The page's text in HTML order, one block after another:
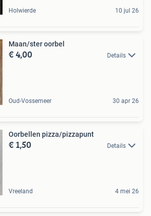
Holwierde 10 jul 26
Maan/ster oorbel
€ 4,00 Details
Oud-Vossemeer 30 apr 26
Oorbellen pizza/pizzapunt
€ 1,50 Details
Vreeland 4 mei 26